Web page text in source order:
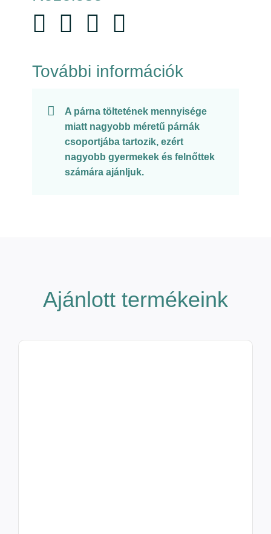
További információk
A párna töltetének mennyisége
miatt nagyobb méretű párnák
csoportjába tartozik, ezért
nagyobb gyermekek és felnőttek
számára ajánljuk.
Ajánlott termékeink